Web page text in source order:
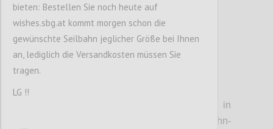
Die Einstiegstelle in
Heiligenstadt soll direkt auf die U-Bahn-
bieten: Bestellen Sie noch heute auf
wishes.sbg.at kommt morgen schon die
gewünschte Seilbahn jeglicher Größe bei Ihnen
an, lediglich die Versandkosten müssen Sie
tragen.
LG !!